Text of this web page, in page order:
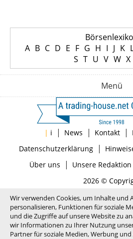
A B C D E F G H I J K
S T U V W X
Menü
| i | News | Kontakt |
Datenschutzerklärung|
Über uns | Unsere Redaktion
2026 ©
Wir verwenden Cookies, um Inhalte und
personalisieren, Funktionen für soziale
und die Zugriffe auf unsere Website zu
wir Informationen zu Ihrer Nutzung
Partner für soziale Medien, Werbung